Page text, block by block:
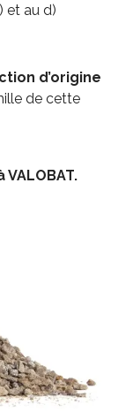
et au d)
d’origine
de cette